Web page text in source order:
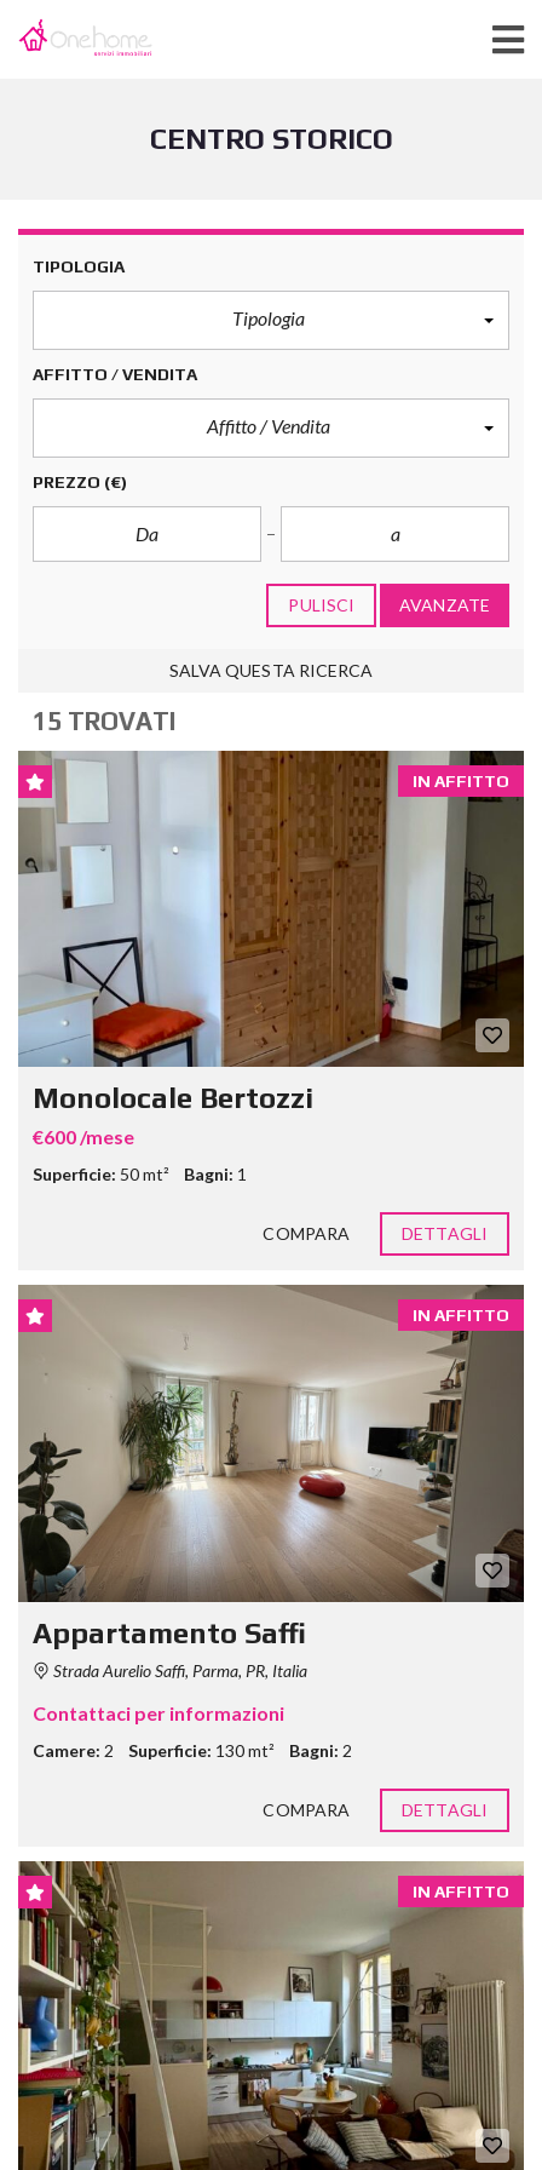
CENTRO STORICO
TIPOLOGIA
Tipologia
AFFITTO / VENDITA
Affitto / Vendita
PREZZO (€)
PULISCI AVANZATE
SALVA QUESTA RICERCA
15 TROVATI
IN AFFITTO
Monolocale Bertozzi
€600 /mese
Superficie: 50 mt² Bagni: 1
COMPARA DETTAGLI
IN AFFITTO
Appartamento Saffi
Strada Aurelio Saffi, Parma, PR, Italia
Contattaci per informazioni
Camere: 2 Superficie: 130 mt² Bagni: 2
COMPARA DETTAGLI
IN AFFITTO